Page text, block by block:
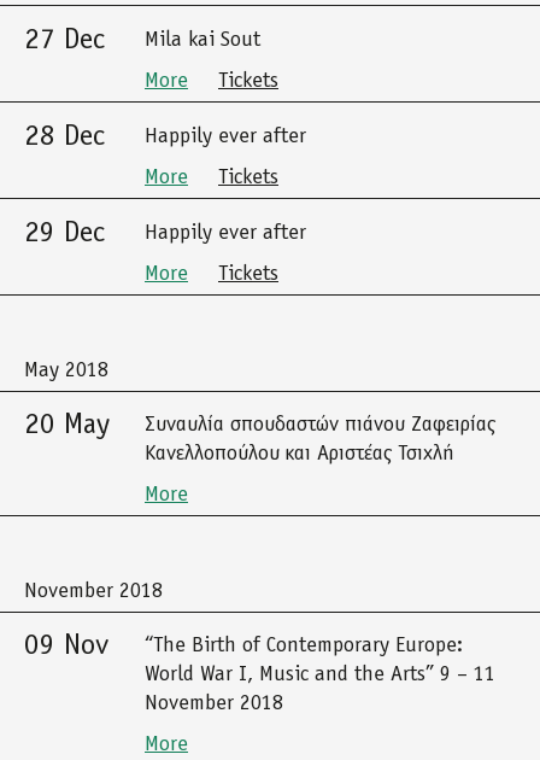
27 Dec
Mila kai Sout
More
Tickets
28 Dec
Happily ever after
More
Tickets
29 Dec
Happily ever after
More
Tickets
May 2018
20 May
Συναυλία σπουδαστών πιάνου Ζαφειρίας
Κανελλοπούλου και Αριστέας Τσιχλή
More
November 2018
09 Nov
“The Birth of Contemporary Europe:
World War I, Music and the Arts” 9 – 11
November 2018
More